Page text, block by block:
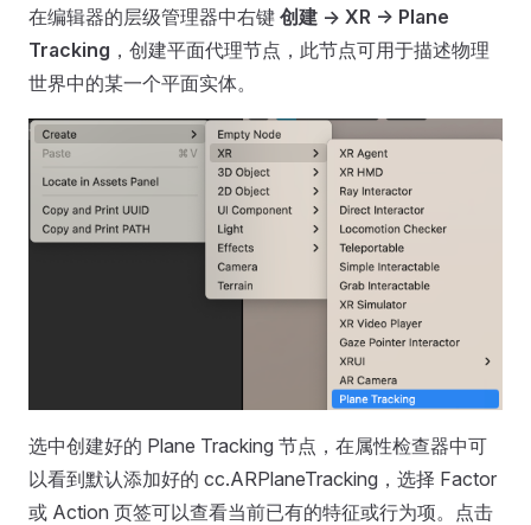
在编辑器的层级管理器中右键 创建 -> XR -> Plane
Tracking ，创建平面代理节点，此节点可用于描述物理
世界中的某一个平面实体。
选中创建好的 Plane Tracking 节点，在属性检查器中可
以看到默认添加好的 cc.ARPlaneTracking，选择 Factor
或 Action 页签可以查看当前已有的特征或行为项。点击